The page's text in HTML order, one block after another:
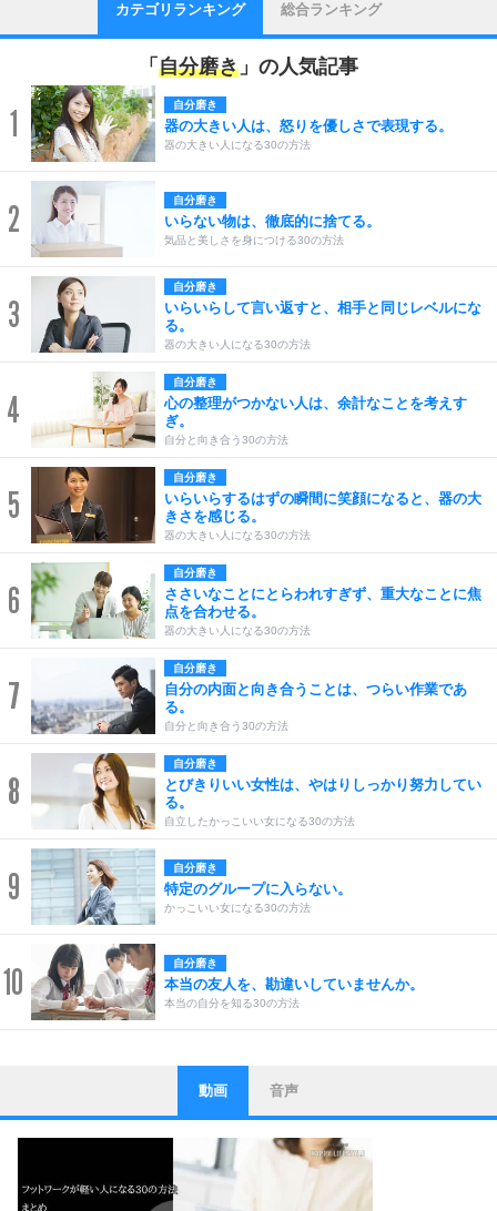
カテゴリランキング 総合ランキング
「 自分磨き 」の人気記事
1 自分磨き
器の大きい人は、怒りを優しさで表現する。
器の大きい人になる30の方法
2 自分磨き
いらない物は、徹底的に捨てる。
気品と美しさを身につける30の方法
3
自分磨き
いらいらして言い返すと、相手と同じレベルにな
る。
器の大きい人になる30の方法
4
自分磨き
心の整理がつかない人は、余計なことを考えす
ぎ。
自分と向き合う30の方法
5
自分磨き
いらいらするはずの瞬間に笑顔になると、器の大
きさを感じる。
器の大きい人になる30の方法
6
自分磨き
ささいなことにとらわれすぎず、重大なことに焦
点を合わせる。
器の大きい人になる30の方法
7
自分磨き
自分の内面と向き合うことは、つらい作業であ
る。
自分と向き合う30の方法
8
自分磨き
とびきりいい女性は、やはりしっかり努力してい
る。
自立したかっこいい女になる30の方法
9 自分磨き
特定のグループに入らない。
かっこいい女になる30の方法
10 自分磨き
本当の友人を、勘違いしていませんか。
本当の自分を知る30の方法
1
ストレス対策
他人と比べない。
いっそのこと、他人を見ない。
いらいらしない人になる30の方法
動画 音声